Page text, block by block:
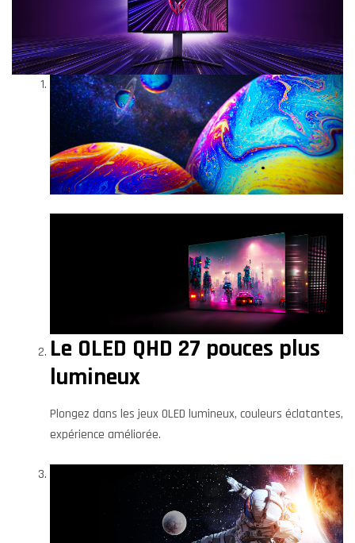
Le OLED QHD 27 pouces plus
lumineux
Plongez dans les jeux OLED lumineux, couleurs éclatantes,
expérience améliorée.